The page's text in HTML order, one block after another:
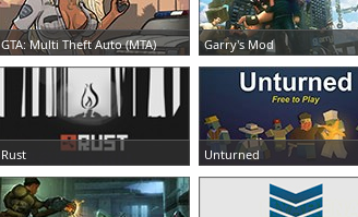
GTA: Multi Theft Auto (MTA)
ЗАКАЗАТЬ СЕРВЕР
Garry's Mod
ЗАКАЗАТЬ СЕРВЕР
Rust
ЗАКАЗАТЬ СЕРВЕР
Unturned
ЗАКАЗАТЬ СЕРВЕР